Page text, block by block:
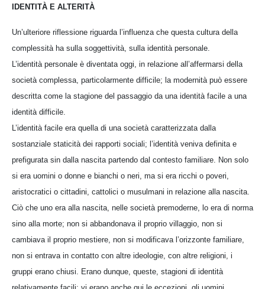
IDENTITÀ E ALTERITÀ
Un’ulteriore riflessione riguarda l’influenza che questa cultura della
complessità ha sulla soggettività, sulla identità personale.
L’identità personale è diventata oggi, in relazione all’affermarsi della
società complessa, particolarmente difficile; la modernità può essere
descritta come la stagione del passaggio da una identità facile a una
identità difficile.
L’identità facile era quella di una società caratterizzata dalla
sostanziale staticità dei rapporti sociali; l’identità veniva definita e
prefigurata sin dalla nascita partendo dal contesto familiare. Non solo
si era uomini o donne e bianchi o neri, ma si era ricchi o poveri,
aristocratici o cittadini, cattolici o musulmani in relazione alla nascita.
Ciò che uno era alla nascita, nelle società premoderne, lo era di norma
sino alla morte; non si abbandonava il proprio villaggio, non si
cambiava il proprio mestiere, non si modificava l’orizzonte familiare,
non si entrava in contatto con altre ideologie, con altre religioni, i
gruppi erano chiusi. Erano dunque, queste, stagioni di identità